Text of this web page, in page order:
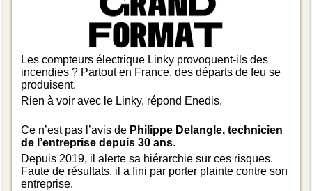
Les compteurs électrique Linky provoquent-ils des
incendies ? Partout en France, des départs de feu se
produisent.
Rien à voir avec le Linky, répond Enedis.
Ce n’est pas l’avis de Philippe Delangle, technicien
de l’entreprise depuis 30 ans.
Depuis 2019, il alerte sa hiérarchie sur ces risques.
Faute de résultats, il a fini par porter plainte contre son
entreprise.